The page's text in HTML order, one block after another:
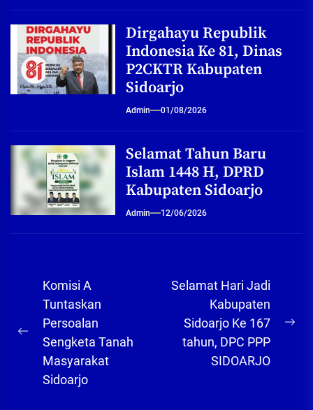
Dirgahayu Republik
Indonesia Ke 81, Dinas
P2CKTR Kabupaten
Sidoarjo
Admin 01/08/2026
Selamat Tahun Baru
Islam 1448 H, DPRD
Kabupaten Sidoarjo
Admin 12/06/2026
Navigasi
pos
Previous
post:
Komisi A
Tuntaskan
Persoalan
Sengketa Tanah
Masyarakat
Sidoarjo
Selamat Hari Jadi
Kabupaten
Sidoarjo Ke 167
tahun, DPC PPP
SIDOARJO